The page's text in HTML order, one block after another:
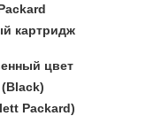
картридж
цвет
Packard)